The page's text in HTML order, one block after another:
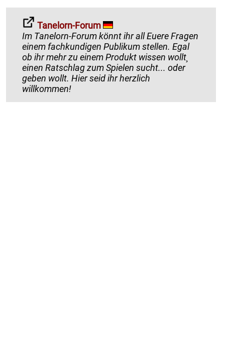
Tanelorn-Forum
Im Tanelorn-Forum könnt ihr all Euere Fragen
einem fachkundigen Publikum stellen. Egal
ob ihr mehr zu einem Produkt wissen wollt¸
einen Ratschlag zum Spielen sucht... oder
geben wollt. Hier seid ihr herzlich
willkommen!